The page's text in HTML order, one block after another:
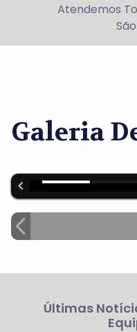
Atendemos
Galeria
Últimas